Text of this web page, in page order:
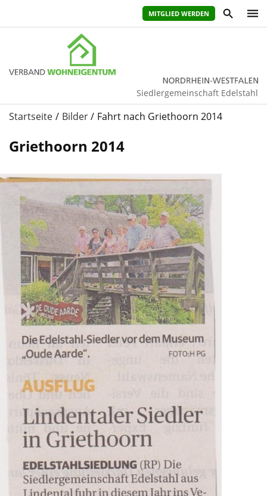
MITGLIED WERDEN
Siedlergemeinschaft Edelstahl
Startseite Bilder Fahrt nach Griethoorn 2014
Griethoorn 2014